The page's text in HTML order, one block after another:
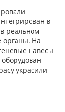
в
реальном
органы. На
навесы
украсили